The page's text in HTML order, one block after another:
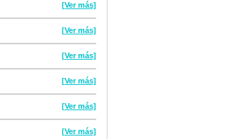
[Ver más]
[Ver más]
[Ver más]
[Ver más]
[Ver más]
[Ver más]